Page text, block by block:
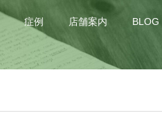
症例 店舗案内 BLOG